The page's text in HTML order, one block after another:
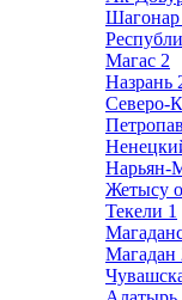
Шагонар
Магас 2
Назрань
Северо-
Нарьян-
Жетысу
Текели 1
Магадан